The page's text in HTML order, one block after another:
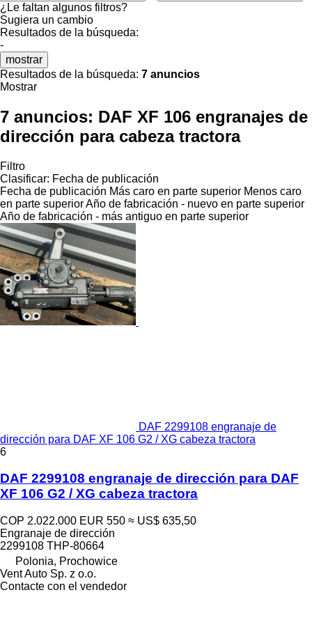
¿Le faltan algunos filtros?
Sugiera un cambio
Resultados de la búsqueda:
-
mostrar
Resultados de la búsqueda: 7 anuncios
Mostrar
7 anuncios: DAF XF 106 engranajes de
dirección para cabeza tractora
Filtro
Clasificar: Fecha de publicación
Fecha de publicación Más caro en parte superior Menos caro
en parte superiorAño de fabricación - nuevo en parte superior
Año de fabricación - más antiguo en parte superior
DAF 2299108 engranaje de
dirección para DAF XF 106 G2 / XG cabeza tractora
6
DAF 2299108 engranaje de dirección para DAF
XF 106 G2 / XG cabeza tractora
COP 2.022.000 EUR 550 ≈ US$ 635,50
Engranaje de dirección
2299108 THP-80664
Polonia, Prochowice
Vent Auto Sp. z o.o.
Contacte con el vendedor